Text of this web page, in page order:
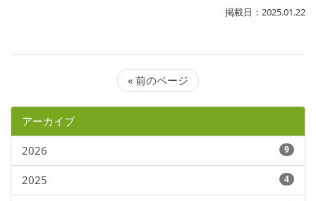
掲載日：2025.01.22
« 前のページ
アーカイブ
2026 9
2025 4